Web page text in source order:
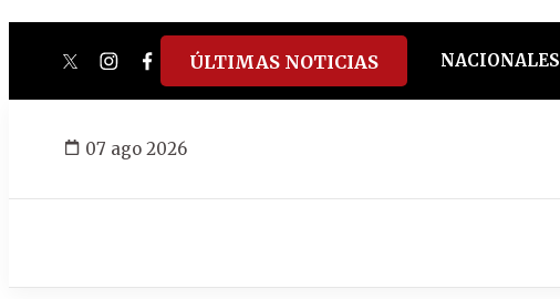
twitterinstagram
facebook
tiktokyoutube
spotify
ÚLTIMAS NOTICIAS NACIONALES
07 ago 2026